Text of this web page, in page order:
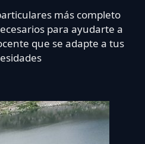
más completo
para ayudarte a
que se adapte a tus